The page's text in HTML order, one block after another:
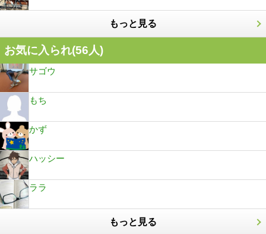
もっと見る
お気に入られ(56人)
サゴウ
もち
かず
ハッシー
ララ
もっと見る